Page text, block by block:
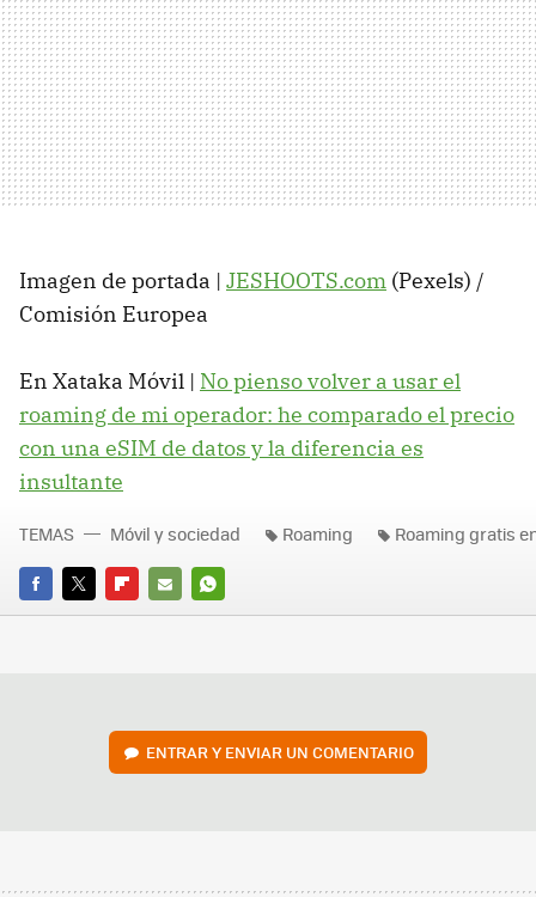
Imagen de portada | JESHOOTS.com (Pexels) /
Comisión Europea
En Xataka Móvil | No pienso volver a usar el
roaming de mi operador: he comparado el precio
con una eSIM de datos y la diferencia es
insultante
FACEBOOK
TWITTERFLIPBOARD
E-
WHATSAPP
TEMAS Móvil y sociedad Roaming Roaming gratis
ENTRAR Y ENVIAR UN COMENTARIO